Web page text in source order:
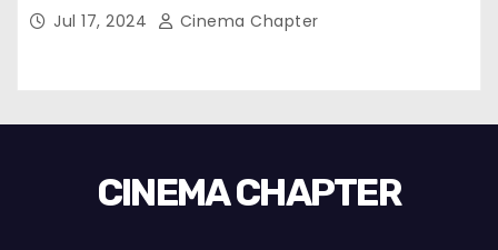
Jul 17, 2024 Cinema Chapter
CINEMA CHAPTER